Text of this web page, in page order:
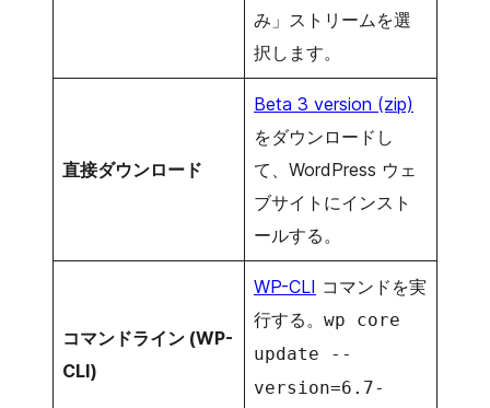
み」ストリームを選
択します。
直接ダウンロード
Beta 3 version (zip)
をダウンロードし
て、WordPress ウェ
ブサイトにインスト
ールする。
コマンドライン (WP-
CLI)
WP-CLI コマンドを実
行する。 wp core
update --
version=6.7-